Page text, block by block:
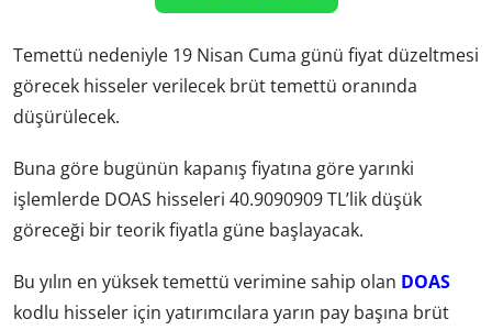
Temettü nedeniyle 19 Nisan Cuma günü fiyat düzeltmesi
görecek hisseler verilecek brüt temettü oranında
düşürülecek.
Buna göre bugünün kapanış fiyatına göre yarınki
işlemlerde DOAS hisseleri 40.9090909 TL’lik düşük
göreceği bir teorik fiyatla güne başlayacak.
Bu yılın en yüksek temettü verimine sahip olan DOAS
kodlu hisseler için yatırımcılara yarın pay başına brüt